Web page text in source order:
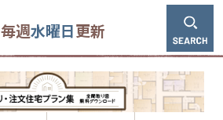
毎週水曜日更新